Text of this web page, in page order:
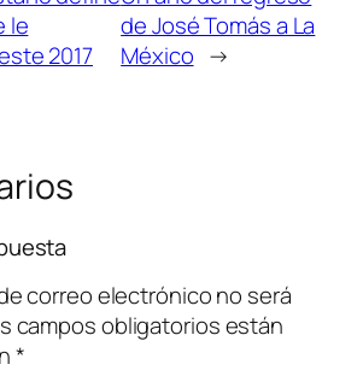
le
2017
de José Tomás a La
México →
correo electrónico no será
campos obligatorios están
*